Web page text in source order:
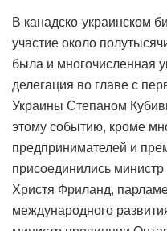
В канадско-украинском
участие около
была и многочисленная
делегация во главе с
Украины Степаном
этому событию, кроме
предпринимателей и
присоединились
Христя Фриланд,
международного